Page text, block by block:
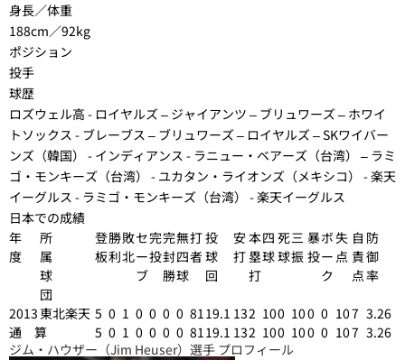
身長／体重
188cm／92kg
ポジション
投手
球歴
ロズウェル高 - ロイヤルズ – ジャイアンツ – ブリュワーズ – ホワイ
トソックス - ブレーブス – ブリュワーズ – ロイヤルズ – SKワイバー
ンズ（韓国） - インディアンス - ラニュー・ベアーズ（台湾） – ラミ
ゴ・モンキーズ（台湾） - ユカタン・ライオンズ（メキシコ） - 楽天
イーグルス - ラミゴ・モンキーズ（台湾） - 楽天イーグルス
日本での成績
年
度
所
属
球
団
登
板
勝
利
敗
北
セ
ー
ブ
完
投
完
封
勝
無
四
球
打
者
投
球
回
安
打
本
塁
打
四
球
死
球
三
振
暴
投
ボ
ー
ク
失
点
自
責
点
防
御
率
2013 東北楽天 5 0 1 0 0 0 0 8119.1 132 100 100 0 107 3.26
通 算
5 0 1 0 0 0 0 8119.1 132 100 100 0 107 3.26
ジム・ハウザー（Jim Heuser）選手 プロフィール